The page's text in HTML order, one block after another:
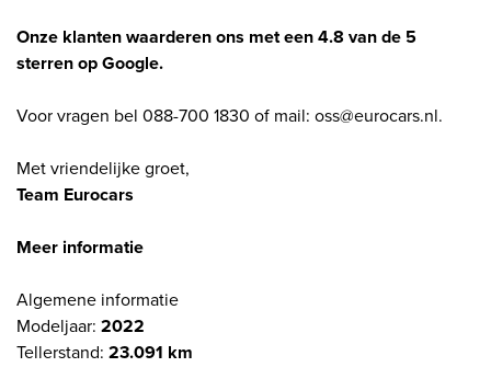
Onze klanten waarderen ons met een 4.8 van de 5
sterren op Google.
Voor vragen bel 088-700 1830 of mail: oss@eurocars.nl.
Met vriendelijke groet,
Team Eurocars
Meer informatie
Algemene informatie
Modeljaar: 2022
Tellerstand: 23.091 km